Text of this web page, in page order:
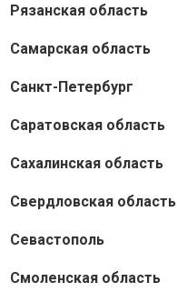
Рязанская область
Самарская область
Санкт-Петербург
Саратовская область
Сахалинская область
Свердловская область
Севастополь
Смоленская область